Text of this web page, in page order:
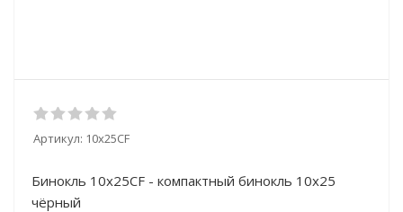
Артикул: 10x25CF
Бинокль 10x25CF - компактный бинокль 10x25
чёрный